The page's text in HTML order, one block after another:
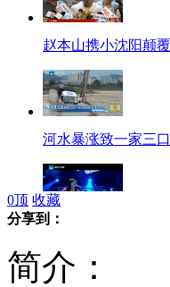
赵本山携小沈阳颠
河水暴涨致一家三
0顶 收藏
分享到：
简介：